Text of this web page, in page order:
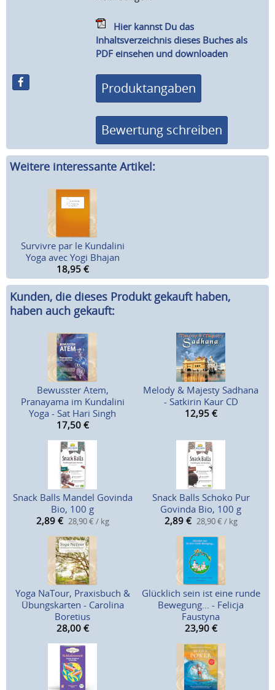
Hier kannst Du das
Inhaltsverzeichnis dieses Buches als
PDF einsehen und downloaden
Produktangaben
Bewertung schreiben
Weitere interessante Artikel:
Survivre par le Kundalini
Yoga avec Yogi Bhajan
18,95 €
Kunden, die dieses Produkt gekauft haben,
haben auch gekauft:
Bewusster Atem,
Pranayama im Kundalini
Yoga - Sat Hari Singh
17,50 €
Melody & Majesty Sadhana
- Satkirin Kaur CD
12,95 €
Snack Balls Mandel Govinda
Bio, 100 g
2,89 € 28,90 € / kg
Snack Balls Schoko Pur
Govinda Bio, 100 g
2,89 € 28,90 € / kg
Yoga NaTour, Praxisbuch &
Übungskarten - Carolina
Boretius
28,00 €
Glücklich sein ist eine runde
Bewegung... - Felicja
Faustyna
23,90 €